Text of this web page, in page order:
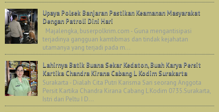
Upaya Polsek Banjaran Pastikan Keamanan Masyarakat
Dengan Patroli Dini Hari
Majalengka, buserpolkrim.com - Guna mengantisipasi
terjadinya gangguan kamtibmas dan tindak kejahatan
utamanya yang terjadi pada m...
Lahirnya Batik Buana Sekar Kedaton, Buah Karya Persit
Kartika Chandra Kirana Cabang L Kodim Surakarta
Surakarta - Dialah Cita Putri Karisma Sari seorang Anggota
Persit Kartika Chandra Kirana Cabang L Kodim 0735.Surakarta,
Istri dari Peltu I D...